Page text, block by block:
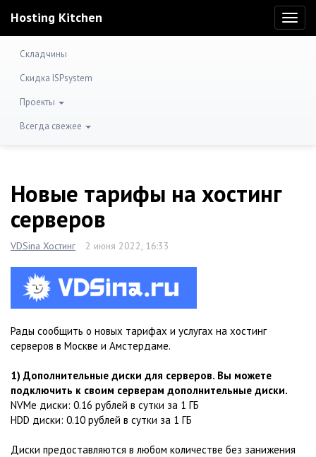
Hosting Kitchen
Складчины
Скидка ISPsystem
Проекты
Всегда свежее
Новые тарифы на хостинг
серверов
VDSina Хостинг 2 июня 2022, 16:33
Рады сообщить о новых тарифах и услугах на хостинг
серверов в Москве и Амстердаме.
1) Дополнительные диски для серверов. Вы можете
подключить к своим серверам дополнительные диски.
NVMe диски: 0.16 рублей в сутки за 1 ГБ
HDD диски: 0.10 рублей в сутки за 1 ГБ
Диски предоставляются в любом количестве без занижения